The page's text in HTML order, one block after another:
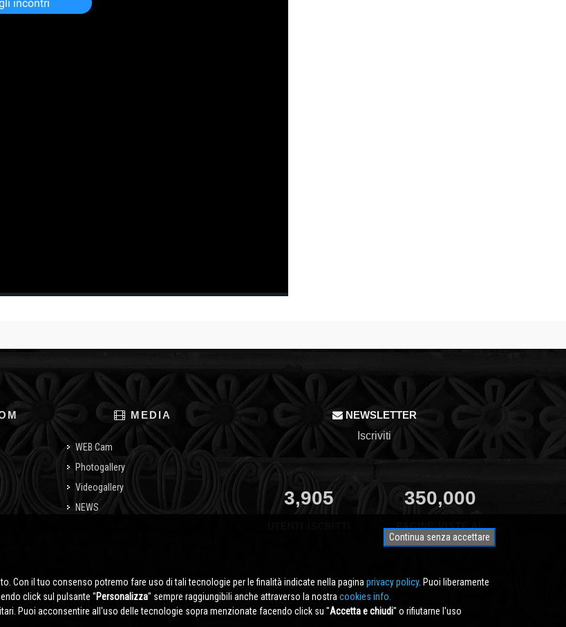
MEDIA
WEB Cam
Photogallery
Videogallery
NEWS
NEWSLETTER
Iscriviti
3,905 350,000
PAGINE VISTE AL
MESE
Continua senza accettare
Con il tuo consenso potremo fare uso di tali tecnologie per le finalità indicate nella pagina privacy policy. Puoi liberamente
click sul pulsante ''Personalizza'' sempre raggiungibili anche attraverso la nostra cookies info.
Puoi acconsentire all'uso delle tecnologie sopra menzionate facendo click su ''Accetta e chiudi'' o rifiutarne l'uso